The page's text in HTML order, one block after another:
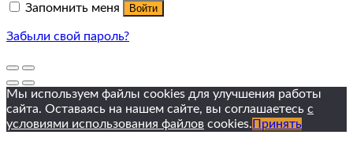
Запомнить меня Войти
Забыли свой пароль?
Мы используем файлы cookies для улучшения работы
сайта. Оставаясь на нашем сайте, вы соглашаетесь с
условиями использования файлов cookies. Принять